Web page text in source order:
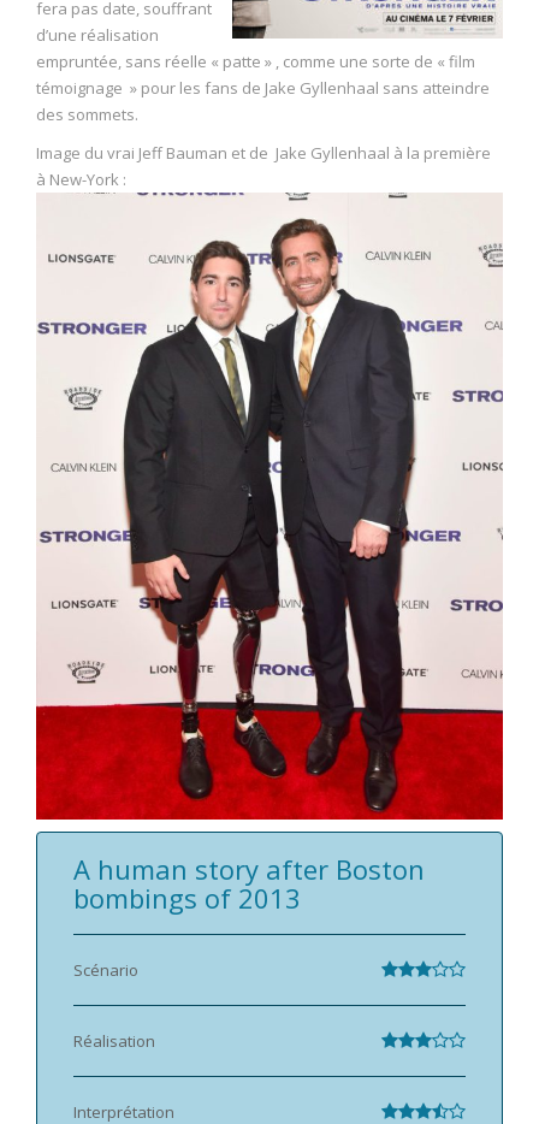
fera pas date, souffrant
d’une réalisation
empruntée, sans réelle « patte » , comme une sorte de « film
témoignage » pour les fans de Jake Gyllenhaal sans atteindre
des sommets.
Image du vrai Jeff Bauman et de Jake Gyllenhaal à la première
à New-York :
A human story after Boston
bombings of 2013
Scénario
Réalisation
Interprétation